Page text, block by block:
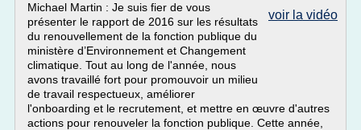
voir la vidéo
Michael Martin : Je suis fier de vous
présenter le rapport de 2016 sur les résultats
du renouvellement de la fonction publique du
ministère d’Environnement et Changement
climatique. Tout au long de l'année, nous
avons travaillé fort pour promouvoir un milieu
de travail respectueux, améliorer
l'onboarding et le recrutement, et mettre en œuvre d'autres
actions pour renouveler la fonction publique. Cette année,